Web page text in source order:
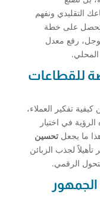
التقليدي ونفهم
على خطة
رفع معدل
للقطاعات
تفكير العملاء،
في اختيار
ما يجعل تحسين
لجذب الزبائن
الرقمي.
الجمهور